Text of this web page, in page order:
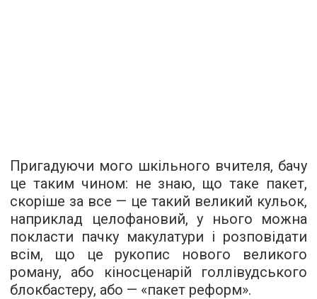
Пригадуючи мого шкільного вчителя, бачу
це таким чином: не знаю, що таке пакет,
скоріше за все — це такий великий кульок,
наприклад целофановий, у нього можна
покласти пачку макулатури і розповідати
всім, що це рукопис нового великого
роману, або кіносценарій голлівудського
блокбастеру, або — «пакет реформ».